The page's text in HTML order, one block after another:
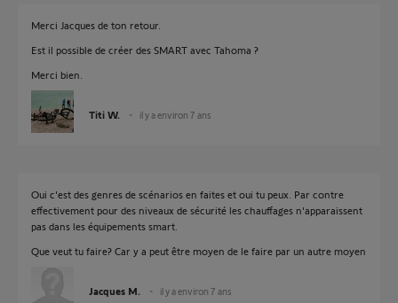
Merci Jacques de ton retour.
Est il possible de créer des SMART avec Tahoma ?
Merci bien.
Titi W. il y a environ 7 ans
Oui c'est des genres de scénarios en faites et oui tu peux. Par contre
effectivement pour des niveaux de sécurité les chauffages n'apparaissent
pas dans les équipements smart.
Que veut tu faire? Car y a peut être moyen de le faire par un autre moyen
Jacques M. il y a environ 7 ans